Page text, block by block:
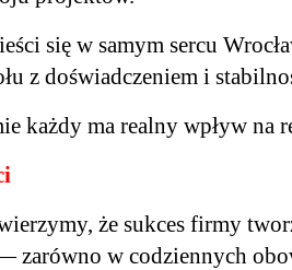
się w samym sercu
z doświadczeniem i
każdy ma realny wpływ
że sukces firmy
zarówno w codziennych